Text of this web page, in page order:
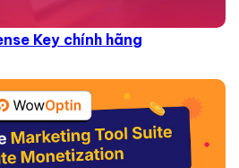
Key chính hãng